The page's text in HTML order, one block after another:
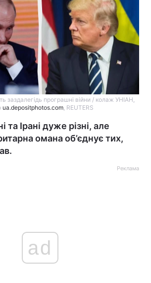
заздалегідь програшні війни / колаж УНІАН,
ua.depositphotos.com, REUTERS
та Ірані дуже різні, але
омана об’єднує тих,
Реклама
ad